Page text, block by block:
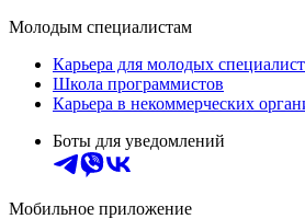
Молодым специалистам
Карьера для молодых
Школа программистов
Карьера в некоммерческих
Боты для уведомлений
Мобильное приложение